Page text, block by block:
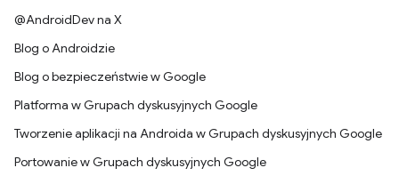
@AndroidDev na X
Blog o Androidzie
Blog o bezpieczeństwie w Google
Platforma w Grupach dyskusyjnych Google
Tworzenie aplikacji na Androida w Grupach dyskusyjnych Google
Portowanie w Grupach dyskusyjnych Google